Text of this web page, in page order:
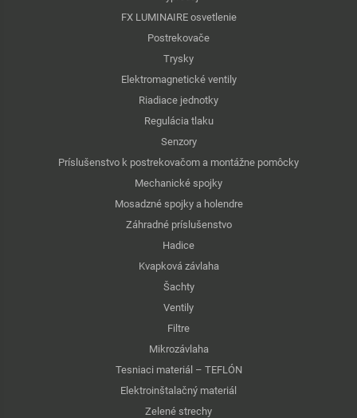
FX LUMINAIRE osvetlenie
Postrekovače
Trysky
Elektromagnetické ventily
Riadiace jednotky
Regulácia tlaku
Senzory
Príslušenstvo k postrekovačom a montážne pomôcky
Mechanické spojky
Mosadzné spojky a holendre
Záhradné príslušenstvo
Hadice
Kvapková závlaha
Šachty
Ventily
Filtre
Mikrozávlaha
Tesniaci materiál – TEFLÓN
Elektroinštalačný materiál
Zelené strechy